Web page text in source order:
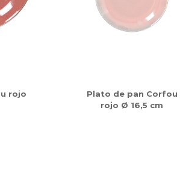
rojo
Plato de pan Corfou
rojo Ø 16,5 cm